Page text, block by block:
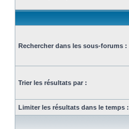
Rechercher dans les sous-forums :
Trier les résultats par :
Limiter les résultats dans le temps :